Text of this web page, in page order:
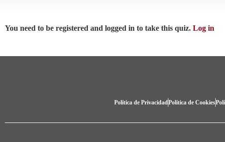
You need to be registered and logged in to take this quiz. Log in
Política de PrivacidadPolítica de Cookies